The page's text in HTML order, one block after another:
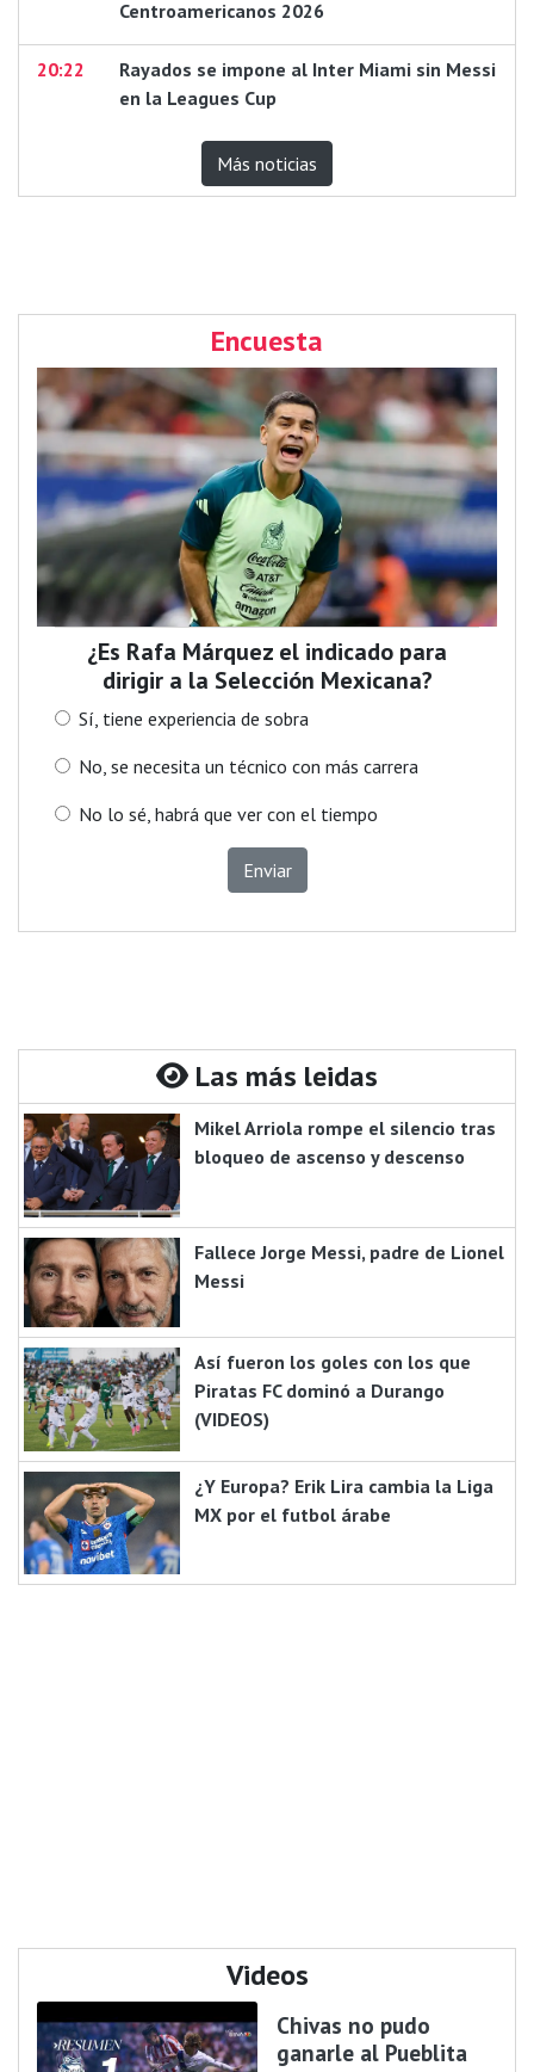
Centroamericanos 2026
20:22
Rayados se impone al Inter Miami sin Messi
en la Leagues Cup
Más noticias
Encuesta
¿Es Rafa Márquez el indicado para
dirigir a la Selección Mexicana?
Sí, tiene experiencia de sobra
No, se necesita un técnico con más carrera
No lo sé, habrá que ver con el tiempo
Enviar
Las más leidas
Mikel Arriola rompe el silencio tras
bloqueo de ascenso y descenso
Fallece Jorge Messi, padre de Lionel
Messi
Así fueron los goles con los que
Piratas FC dominó a Durango
(VIDEOS)
¿Y Europa? Erik Lira cambia la Liga
MX por el futbol árabe
Videos
Chivas no pudo
ganarle al Pueblita